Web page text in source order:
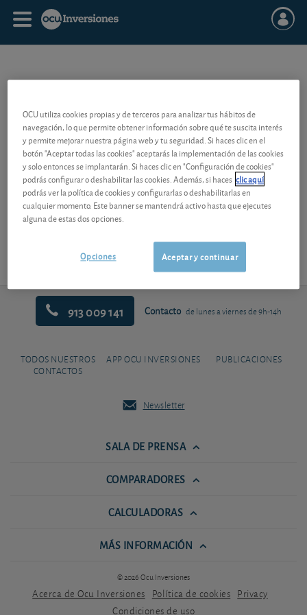
free floatde una acción es la parte del capital negociado en bolsa
y que por tanto no está en manos de los accionistas de referencia.
Se habla de free float cuando se evoca la liquidez de una acción.
Cuanto mayor sea la liquidez de una acción (medida sobre todo por
el volumen de transacciones diarias y el “free flota”), más pueden los
inversores comprar y vender acciones sin provocar fuertes
fluctuaciones en la cotización.
913 009 141 Contacto de lunes a viernes de 9h-14h
TODOS NUESTROS
CONTACTOS
APP OCU INVERSIONES PUBLICACIONES
Newsletter
SALA DE PRENSA
COMPARADORES
CALCULADORAS
MÁS INFORMACIÓN
© 2026 Ocu Inversiones
Acerca de Ocu Inversiones Política de cookies Privacy
Condiciones de uso
OCU utiliza cookies propias y de terceros para analizar tus hábitos de
navegación, lo que permite obtener información sobre qué te suscita interés
y permite mejorar nuestra página web y tu seguridad. Si haces clic en el
botón "Aceptar todas las cookies" aceptarás la implementación de las cookies
y solo entonces se implantarán. Si haces clic en "Configuración de cookies"
podrás configurar o deshabilitar las cookies. Además, si haces clic aquí
podrás ver la política de cookies y configurarlas o deshabilitarlas en
cualquier momento. Este banner se mantendrá activo hasta que ejecutes
alguna de estas dos opciones.
Aceptar y continuar
Opciones